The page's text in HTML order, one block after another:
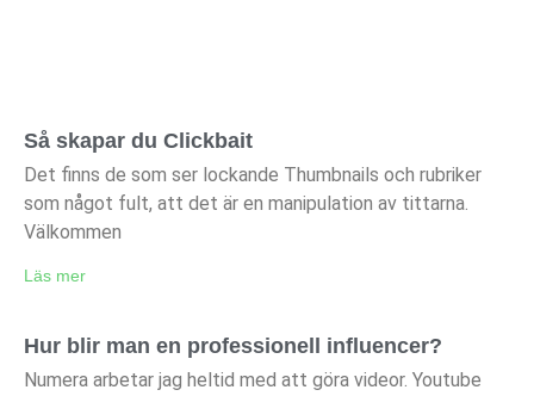
Så skapar du Clickbait
Det finns de som ser lockande Thumbnails och rubriker
som något fult, att det är en manipulation av tittarna.
Välkommen
Läs mer
Hur blir man en professionell influencer?
Numera arbetar jag heltid med att göra videor. Youtube